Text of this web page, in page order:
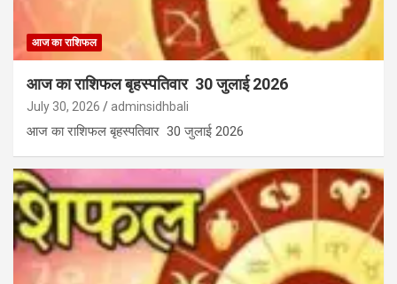
आज का राशिफल
आज का राशिफल बृहस्पतिवार 30 जुलाई 2026
July 30, 2026 adminsidhbali
आज का राशिफल बृहस्पतिवार 30 जुलाई 2026